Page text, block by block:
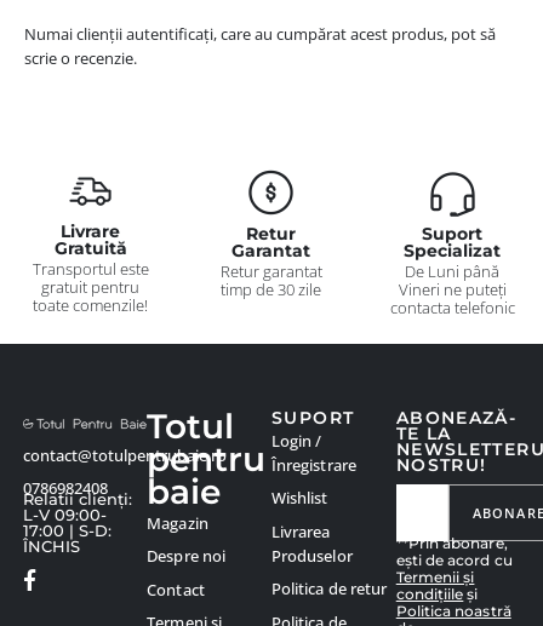
Numai clienții autentificați, care au cumpărat acest produs, pot să
scrie o recenzie.
Livrare
Gratuită
Transportul este
gratuit pentru
toate comenzile!
Retur
Garantat
Retur garantat
timp de 30 zile
Suport
Specializat
De Luni până
Vineri ne puteți
contacta telefonic
contact@totulpentrubaie.ro
0786982408
Relatii clienți:
L-V 09:00-
17:00 | S-D:
ÎNCHIS
ABONEAZĂ-
TE LA
NOSTRU!
**Prin abonare,
ești de acord cu
Termenii și
condițiile și
Politica noastră
Totul
pentru
baie
Magazin
Despre noi
Contact
SUPORT
Login /
Înregistrare
Wishlist
Livrarea
Produselor
Politica de retur